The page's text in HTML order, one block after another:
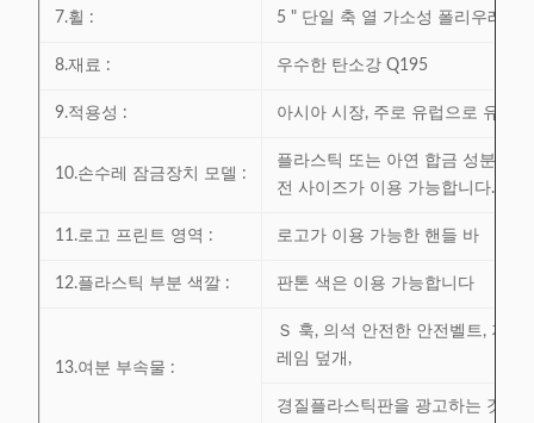
7.휠 : 5 " 단일 축 열 가소성 폴리우레탄
8.재료 : 우수한 탄소강 Q195
9.적용성 : 아시아 시장, 주로 유럽으로 유출
10.손수레 잠금장치 모델 :
플라스틱 또는 아연 합금 성분 잠
전 사이즈가 이용 가능합니다. 추
11.로고 프린트 영역 : 로고가 이용 가능한 핸들 바
12.플라스틱 부분 색깔 : 판톤 색은 이용 가능합니다
13.여분 부속물 :
Ｓ 훅, 의석 안전한 안전벨트, 저부
레임 덮개,
경질플라스틱판을 광고하는 것은